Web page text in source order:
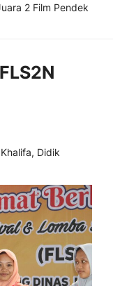
2 Film Pendek
Didik